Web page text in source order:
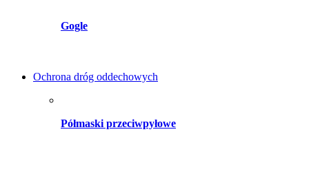
Gogle
Ochrona dróg oddechowych
Półmaski przeciwpyłowe